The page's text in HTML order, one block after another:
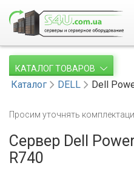
КАТАЛОГ ТОВАРОВ
Каталог DELL Dell
Просим уточнять
Сервер Dell
R740